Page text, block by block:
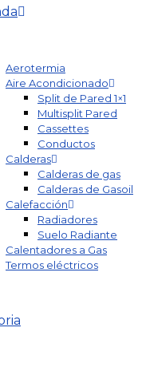
Aerotermia
Aire Acondicionado
Split de Pared 1×1
Multisplit Pared
Cassettes
Conductos
Calderas
Calderas de gas
Calderas de Gasoil
Calefacción
Radiadores
Suelo Radiante
Calentadores a Gas
Termos eléctricos